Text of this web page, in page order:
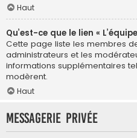
Haut
Qu’est-ce que le lien «
Cette page liste les membres
administrateurs et les
informations supplémentaires
modèrent.
Haut
Messagerie privée